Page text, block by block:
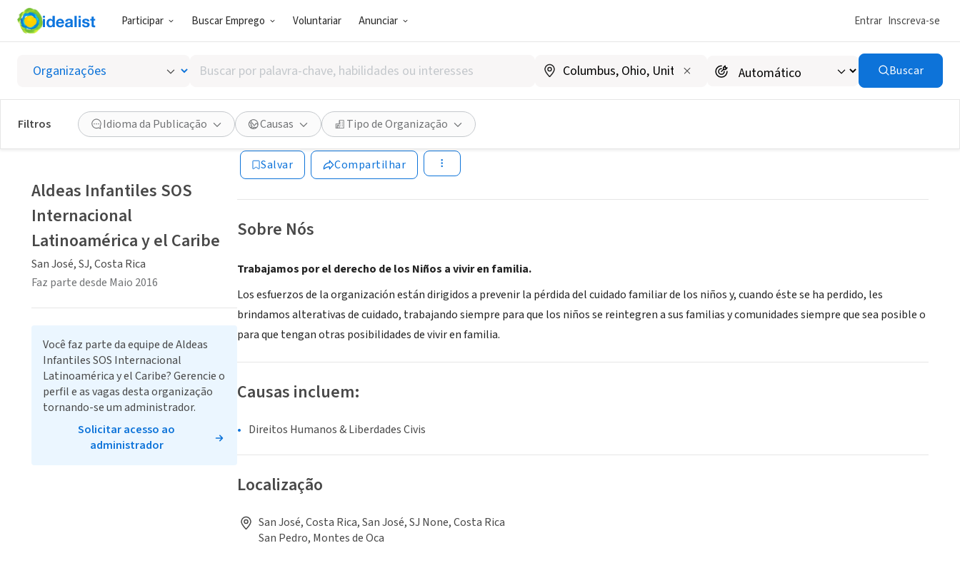
Participar Buscar Emprego Voluntariar Anunciar Entrar Inscreva-se
Buscar
por
palavra-
chave,
habilidades
ou
interesses
Buscar
Filtros Idioma da Publicação Causas Tipo de Organização
Aldeas Infantiles SOS Internacional Latinoamérica y el Caribe
San José, SJ, Costa Rica
Salvar Compartilhar
Sobre Nós
Trabajamos por el derecho de los Niños a vivir en familia.
Los esfuerzos de la organización están dirigidos a prevenir la pérdida del cuidado familiar de los niños y, cuando éste se ha perdido, les
brindamos alterativas de cuidado, trabajando siempre para que los niños se reintegren a sus familias y comunidades siempre que sea posible o
para que tengan otras posibilidades de vivir en familia.
Causas incluem:
Direitos Humanos & Liberdades Civis
Localização
San José, Costa Rica, San José, SJ None, Costa Rica
San Pedro, Montes de Oca
Aldeas Infantiles SOS
Internacional
Latinoamérica y el Caribe
San José, SJ, Costa Rica
Faz parte desde Maio 2016
Você faz parte da equipe de Aldeas
Infantiles SOS Internacional
Latinoamérica y el Caribe? Gerencie o
perfil e as vagas desta organização
tornando-se um administrador.
Solicitar acesso ao
administrador